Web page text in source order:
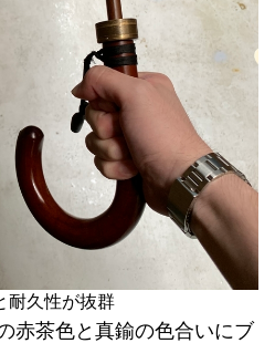
耐久性が抜群
赤茶色と真鍮の色合いにブ